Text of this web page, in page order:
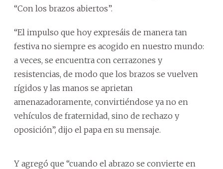
“Con los brazos abiertos”.
“El impulso que hoy expresáis de manera tan
festiva no siempre es acogido en nuestro mundo:
a veces, se encuentra con cerrazones y
resistencias, de modo que los brazos se vuelven
rígidos y las manos se aprietan
amenazadoramente, convirtiéndose ya no en
vehículos de fraternidad, sino de rechazo y
oposición”, dijo el papa en su mensaje.
Y agregó que “cuando el abrazo se convierte en